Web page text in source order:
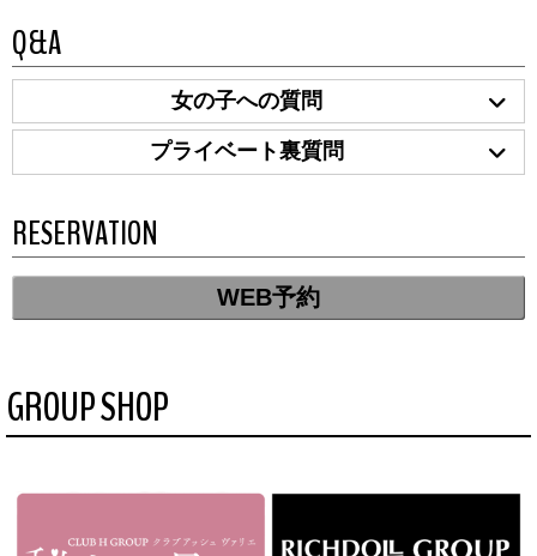
Q&A
女の子への質問
プライベート裏質問
RESERVATION
WEB予約
GROUP SHOP